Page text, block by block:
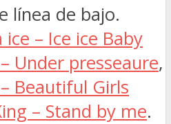
línea de bajo.
ice – Ice ice Baby
Under presseaure,
Beautiful Girls
– Stand by me.